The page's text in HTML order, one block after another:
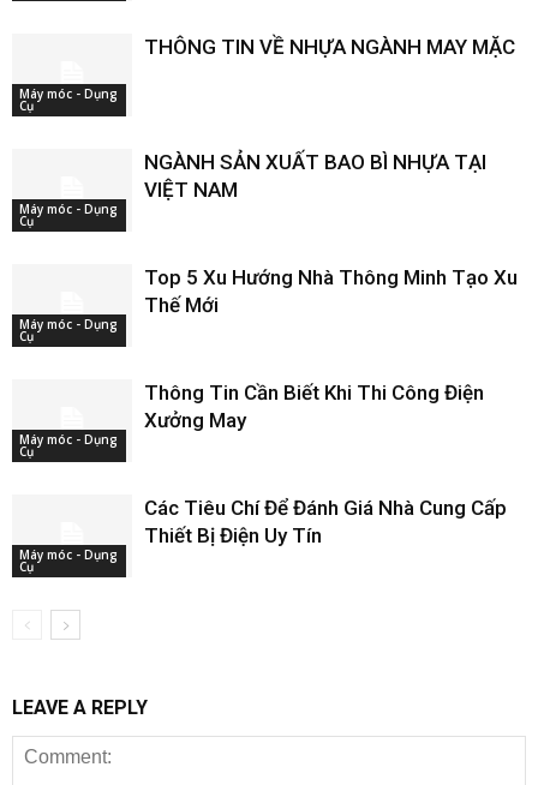
Máy móc - Dụng
Cụ
THÔNG TIN VỀ NHỰA NGÀNH MAY MẶC
Máy móc - Dụng
Cụ
NGÀNH SẢN XUẤT BAO BÌ NHỰA TẠI
VIỆT NAM
Máy móc - Dụng
Cụ
Top 5 Xu Hướng Nhà Thông Minh Tạo Xu
Thế Mới
Máy móc - Dụng
Cụ
Thông Tin Cần Biết Khi Thi Công Điện
Xưởng May
Máy móc - Dụng
Cụ
Các Tiêu Chí Để Đánh Giá Nhà Cung Cấp
Thiết Bị Điện Uy Tín
LEAVE A REPLY